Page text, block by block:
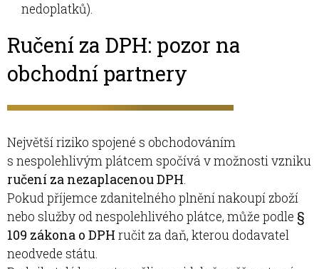
nedoplatků).
Ručení za DPH: pozor na
obchodní partnery
Největší riziko spojené s obchodováním
s nespolehlivým plátcem spočívá v možnosti vzniku
ručení za nezaplacenou DPH.
Pokud příjemce zdanitelného plnění nakoupí zboží
nebo služby od nespolehlivého plátce, může podle §
109 zákona o DPH ručit za daň, kterou dodavatel
neodvede státu.